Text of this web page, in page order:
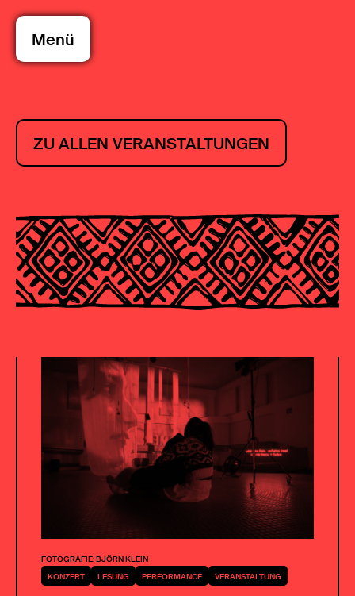
Menü
ZU ALLEN VERANSTALTUNGEN
FOTOGRAFIE: BJÖRN KLEIN
KONZERT
LESUNG PERFORMANCE VERANSTALTUNG